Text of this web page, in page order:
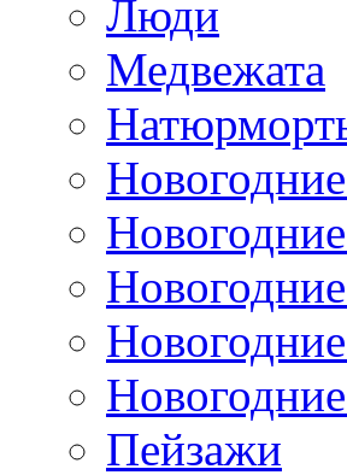
Люди
Медвежата
Пейзажи